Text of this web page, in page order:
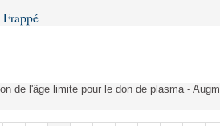
de l'âge limite pour le don de plasma -